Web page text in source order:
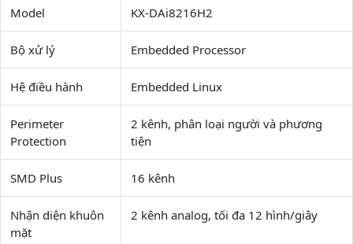
Model KX-DAi8216H2
Bộ xử lý Embedded Processor
Hệ điều hành Embedded Linux
Perimeter
Protection
2 kênh, phân loại người và phương
tiện
SMD Plus 16 kênh
Nhận diện khuôn
mặt
2 kênh analog, tối đa 12 hình/giây